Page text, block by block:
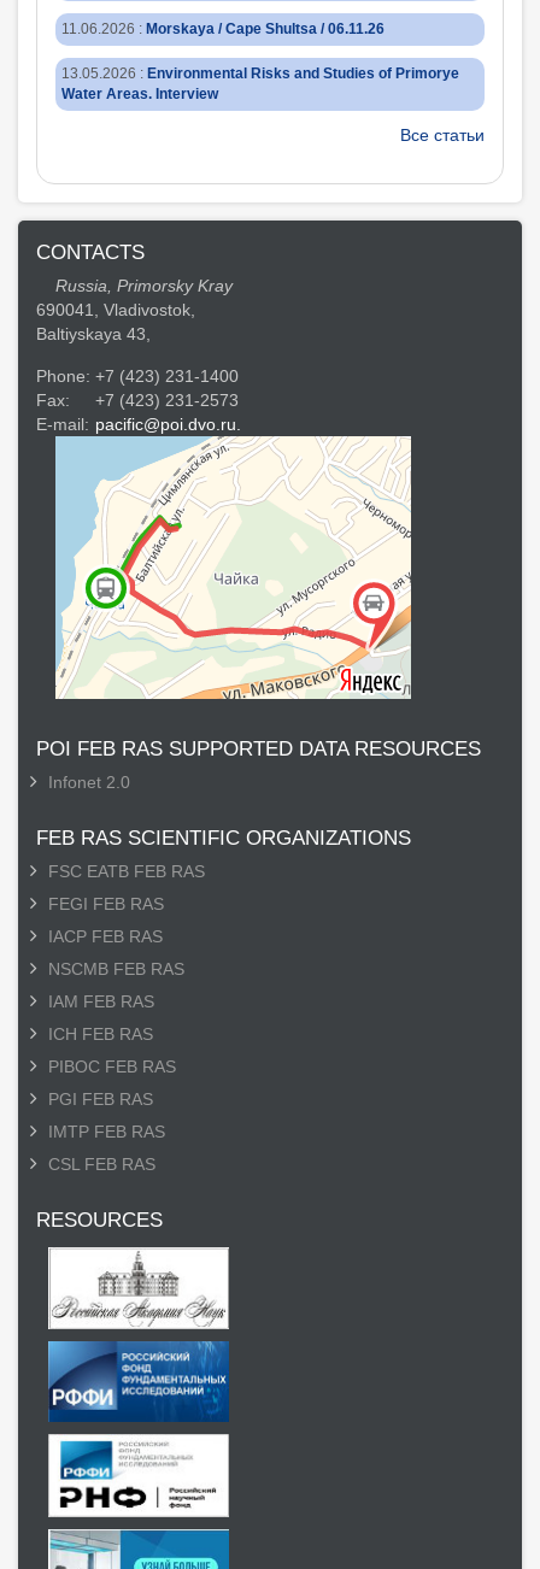
11.06.2026 : Morskaya / Cape Shultsa / 06.11.26
13.05.2026 : Environmental Risks and Studies of Primorye
Water Areas. Interview
Все статьи
CONTACTS
Russia, Primorsky Kray
690041, Vladivostok,
Baltiyskaya 43,
Phone: +7 (423) 231-1400
Fax:
+7 (423) 231-2573
E-mail: pacific@poi.dvo.ru.
POI FEB RAS SUPPORTED DATA RESOURCES
Infonet 2.0
FEB RAS SCIENTIFIC ORGANIZATIONS
FSC EATB FEB RAS
FEGI FEB RAS
IACP FEB RAS
NSCMB FEB RAS
IAM FEB RAS
ICH FEB RAS
PIBOC FEB RAS
PGI FEB RAS
IMTP FEB RAS
CSL FEB RAS
RESOURCES